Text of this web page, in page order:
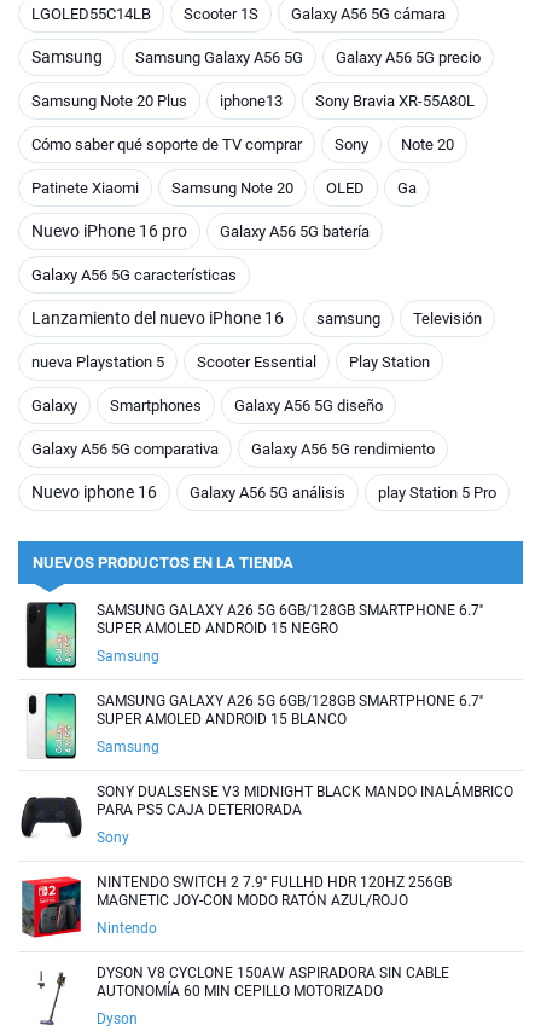
LGOLED55C14LB Scooter 1S Galaxy A56 5G cámara
Samsung Samsung Galaxy A56 5G Galaxy A56 5G precio
Samsung Note 20 Plus iphone13 Sony Bravia XR-55A80L
Cómo saber qué soporte de TV comprar Sony Note 20
Patinete Xiaomi Samsung Note 20 OLED Ga
Nuevo iPhone 16 pro Galaxy A56 5G batería
Galaxy A56 5G características
Lanzamiento del nuevo iPhone 16 samsung Televisión
nueva Playstation 5 Scooter Essential Play Station
Galaxy Smartphones Galaxy A56 5G diseño
Galaxy A56 5G comparativa Galaxy A56 5G rendimiento
Nuevo iphone 16 Galaxy A56 5G análisis play Station 5 Pro
NUEVOS PRODUCTOS EN LA TIENDA
SAMSUNG GALAXY A26 5G 6GB/128GB SMARTPHONE 6.7''
SUPER AMOLED ANDROID 15 NEGRO
Samsung
SAMSUNG GALAXY A26 5G 6GB/128GB SMARTPHONE 6.7''
SUPER AMOLED ANDROID 15 BLANCO
Samsung
SONY DUALSENSE V3 MIDNIGHT BLACK MANDO INALÁMBRICO
PARA PS5 CAJA DETERIORADA
Sony
NINTENDO SWITCH 2 7.9'' FULLHD HDR 120HZ 256GB
MAGNETIC JOY-CON MODO RATÓN AZUL/ROJO
Nintendo
DYSON V8 CYCLONE 150AW ASPIRADORA SIN CABLE
AUTONOMÍA 60 MIN CEPILLO MOTORIZADO
Dyson